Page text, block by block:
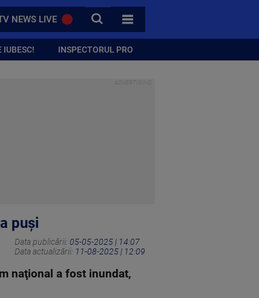
NEWS LIVE CAUTA
TOATE CATEGORIILE
IUBESC! INSPECTORUL PRO
puși
Data publicării: 05-05-2025 | 14:07
Data actualizării: 11-08-2025 | 12:09
naţional a fost inundat,